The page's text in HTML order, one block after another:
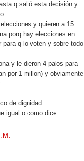
q salió esta decisión y
y quieren a 15
porq hay elecciones en
para q lo voten y sobre todo
y le dieron 4 palos para
por 1 millon) y obviamente
de dignidad.
igual o como dice